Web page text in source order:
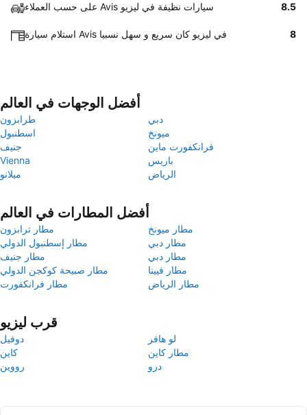
على حسب العملاء Avis سيارات نظيفة في ليزيو 8.5
استلام سيارة Avis في ليزيو كان سريع و سهل نسبيا 8
أفضل الوجهات في العالم
طرابزون
دبي
اسطنبول
ميونخ
جنيف
فرانكفورت ماين
Vienna
باريس
ميلانو
الرياض
أفضل المطارات في العالم
مطار ترابزون
مطار ميونخ
مطار إسطنبول الدولي
مطار دبي
مطار جنيف
مطار دبي
مطار صبيحة كوكجن الدولي
مطار فيينا
مطار فرانكفورت
مطار الرياض
قرب ليزيو
دوفيل
لو هافر
كاين
مطار كاين
رووين
درو